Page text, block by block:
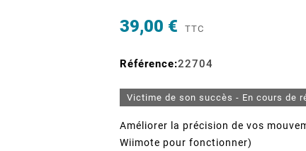
39,00 € TTC
Référence:22704
Victime de son succès - En cours de
Améliorer la précision de vos
Wiimote pour fonctionner)